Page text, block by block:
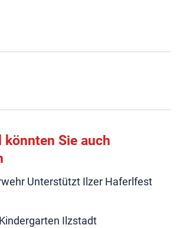
könnten Sie auch
Unterstützt Ilzer Haferlfest
Ilzstadt